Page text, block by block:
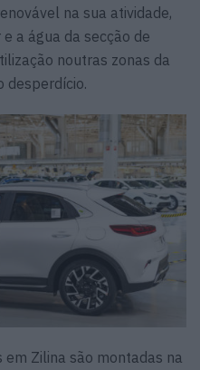
na sua atividade,
a água da secção de
noutras zonas da
desperdício.
em Zilina são montadas na